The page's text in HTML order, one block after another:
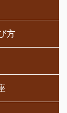
方